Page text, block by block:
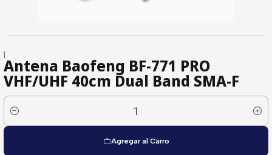
|
Antena Baofeng BF-771 PRO
VHF/UHF 40cm Dual Band SMA-F
Cantidad
Agregar al Carro